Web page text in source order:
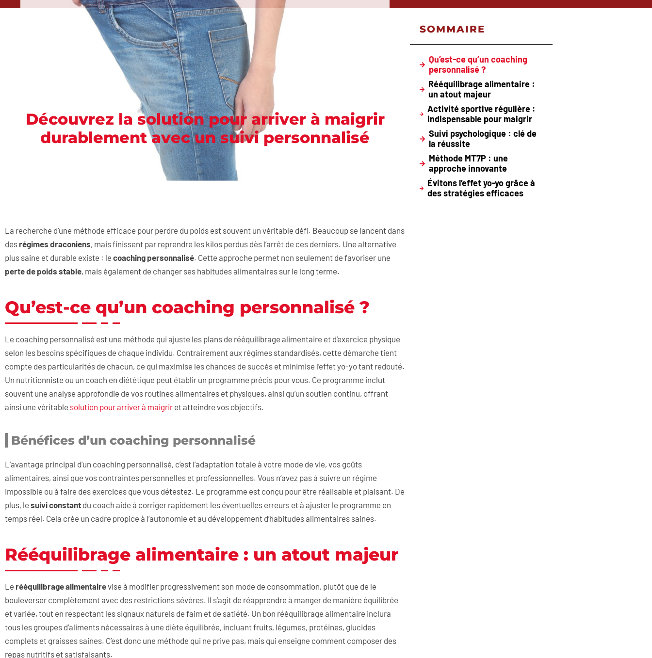
Découvrez la solution pour arriver à maigrir
durablement avec un suivi personnalisé
La recherche d’une méthode efficace pour perdre du poids est souvent un véritable défi. Beaucoup se lancent dans
des régimes draconiens, mais finissent par reprendre les kilos perdus dès l’arrêt de ces derniers. Une alternative
plus saine et durable existe : le coaching personnalisé. Cette approche permet non seulement de favoriser une
perte de poids stable, mais également de changer ses habitudes alimentaires sur le long terme.
Qu’est-ce qu’un coaching personnalisé ?
Le coaching personnalisé est une méthode qui ajuste les plans de rééquilibrage alimentaire et d’exercice physique
selon les besoins spécifiques de chaque individu. Contrairement aux régimes standardisés, cette démarche tient
compte des particularités de chacun, ce qui maximise les chances de succès et minimise l’effet yo-yo tant redouté.
Un nutritionniste ou un coach en diététique peut établir un programme précis pour vous. Ce programme inclut
souvent une analyse approfondie de vos routines alimentaires et physiques, ainsi qu’un soutien continu, offrant
ainsi une véritable solution pour arriver à maigrir et atteindre vos objectifs.
Bénéfices d’un coaching personnalisé
L’avantage principal d’un coaching personnalisé, c’est l’adaptation totale à votre mode de vie, vos goûts
alimentaires, ainsi que vos contraintes personnelles et professionnelles. Vous n’avez pas à suivre un régime
impossible ou à faire des exercices que vous détestez. Le programme est conçu pour être réalisable et plaisant. De
plus, le suivi constant du coach aide à corriger rapidement les éventuelles erreurs et à ajuster le programme en
temps réel. Cela crée un cadre propice à l’autonomie et au développement d’habitudes alimentaires saines.
Rééquilibrage alimentaire : un atout majeur
Le rééquilibrage alimentairevise à modifier progressivement son mode de consommation, plutôt que de le
bouleverser complètement avec des restrictions sévères. Il s’agit de réapprendre à manger de manière équilibrée
et variée, tout en respectant les signaux naturels de faim et de satiété. Un bon rééquilibrage alimentaire inclura
tous les groupes d’aliments nécessaires à une diète équilibrée, incluant fruits, légumes, protéines, glucides
complets et graisses saines. C’est donc une méthode qui ne prive pas, mais qui enseigne comment composer des
repas nutritifs et satisfaisants.
SOMMAIRE
Qu’est-ce qu’un coaching
personnalisé ?
Rééquilibrage alimentaire :
un atout majeur
Activité sportive régulière :
indispensable pour maigrir
Suivi psychologique : clé de
la réussite
Méthode MT7P : une
approche innovante
Évitons l’effet yo-yo grâce à
des stratégies efficaces